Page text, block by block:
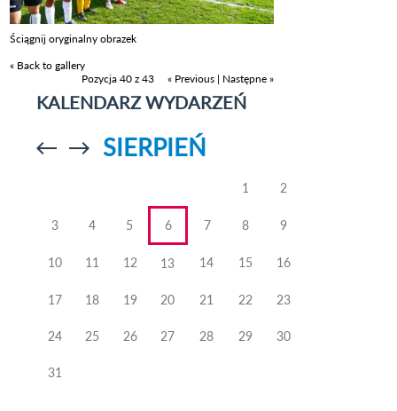
Ściągnij oryginalny obrazek
« Back to gallery
Pozycja 40 z 43
« Previous | Następne »
KALENDARZ WYDARZEŃ
Przejdź doPrzejdź do
SIERPIEŃ
1 2
3 4 5 6 7 8 9
10 11 12 13 14 15 16
17 18 19 20 21 22 23
24 25 26 27 28 29 30
31